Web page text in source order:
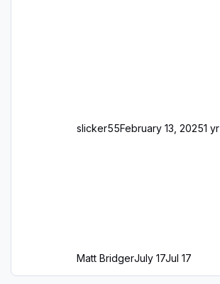
slicker55February 13, 20251 yr
Matt BridgerJuly 17Jul 17